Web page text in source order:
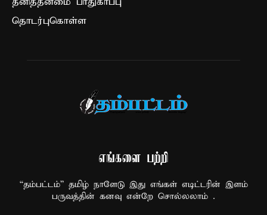
தொடர்புகொள்ள
எங்களை பற்றி
“தம்பட்டம்” தமிழ் நாளேடு இது எங்கள் எடிட்டரின் இளம்
பருவத்தின் கனவு என்றே சொல்லலாம் .